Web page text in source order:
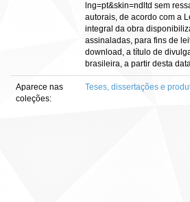
lng=pt&skin=ndltd sem
autorais, de acordo com a
integral da obra
assinaladas, para fins de
download, a título de
brasileira, a partir desta
Aparece nas
coleções:
Teses, dissertações e